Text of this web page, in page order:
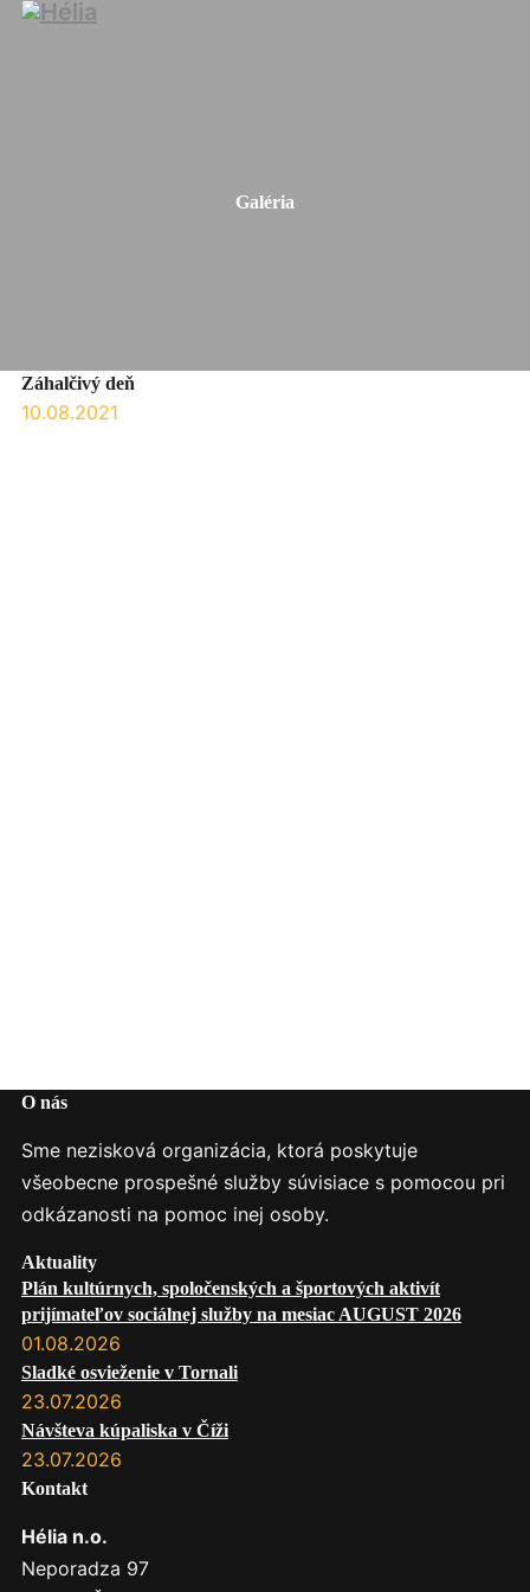
Galéria
Záhalčivý deň
10.08.2021
O nás
Sme nezisková organizácia, ktorá poskytuje
všeobecne prospešné služby súvisiace s pomocou pri
odkázanosti na pomoc inej osoby.
Aktuality
Plán kultúrnych, spoločenských a športových aktivít
prijímateľov sociálnej služby na mesiac AUGUST 2026
01.08.2026
Sladké osvieženie v Tornali
23.07.2026
Návšteva kúpaliska v Číži
23.07.2026
Kontakt
Hélia n.o.
Neporadza 97